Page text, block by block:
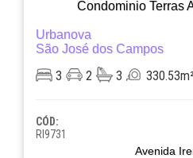
Condominio Terras
Urbanova
São José dos Campos
3 2 3 330.53m²
CÓD:
RI9731
Avenida